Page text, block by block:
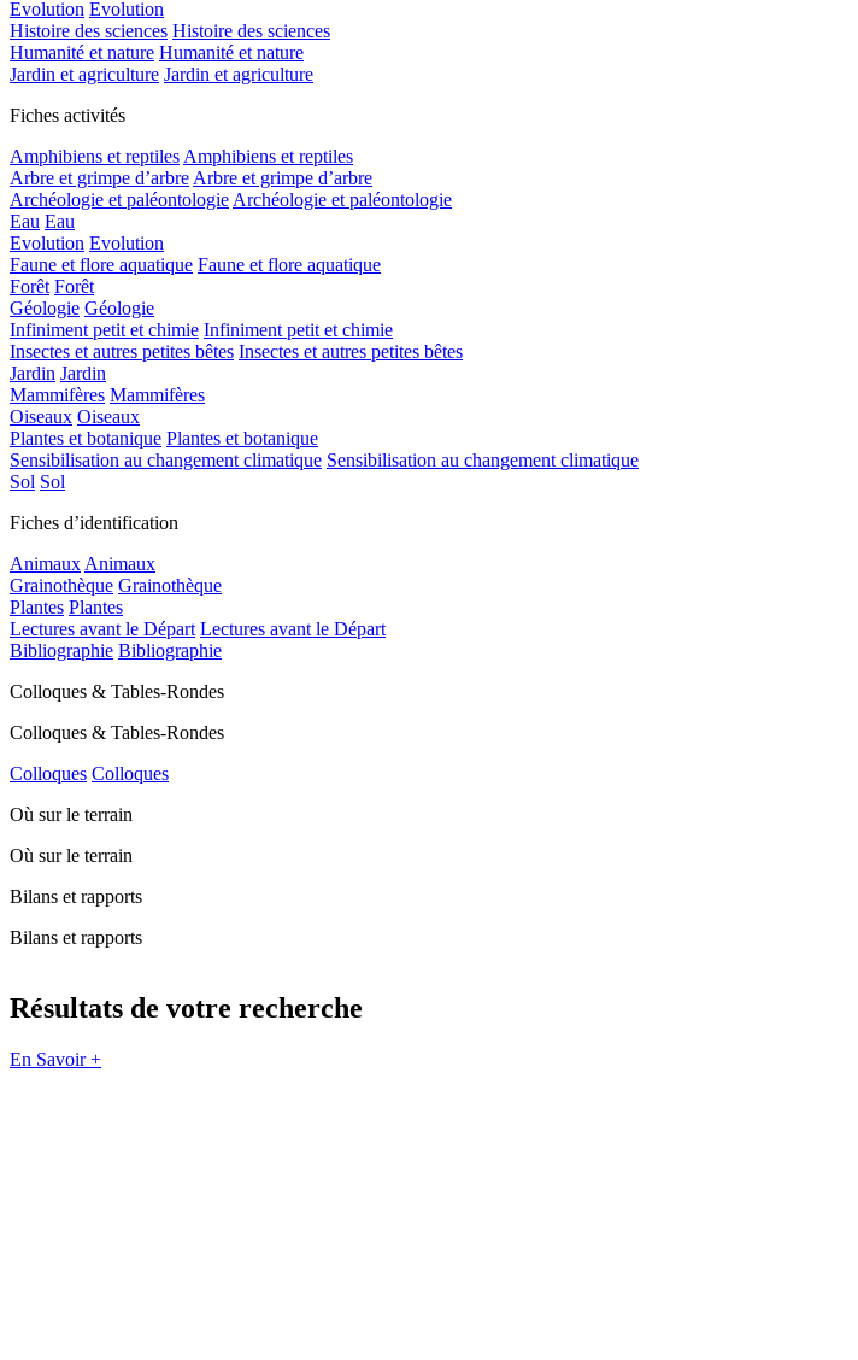
Evolution Evolution
Histoire des sciences Histoire des sciences
Humanité et nature Humanité et nature
Jardin et agriculture Jardin et agriculture
Fiches activités
Amphibiens et reptilesAmphibiens et reptiles
Arbre et grimpe d’arbreArbre et grimpe d’arbre
Archéologie et paléontologieArchéologie et paléontologie
Eau Eau
Evolution Evolution
Faune et flore aquatique Faune et flore aquatique
Forêt Forêt
Géologie Géologie
Infiniment petit et chimie Infiniment petit et chimie
Insectes et autres petites bêtes Insectes et autres petites bêtes
Jardin Jardin
Mammifères Mammifères
Oiseaux Oiseaux
Plantes et botanique Plantes et botanique
Sensibilisation au changement climatique Sensibilisation au changement climatique
Sol Sol
Fiches d’identification
AnimauxAnimaux
Grainothèque Grainothèque
Plantes Plantes
Lectures avant le Départ Lectures avant le Départ
Bibliographie Bibliographie
Colloques & Tables-Rondes
Colloques & Tables-Rondes
Colloques Colloques
Où sur le terrain
Où sur le terrain
Bilans et rapports
Bilans et rapports
Résultats de votre recherche
En Savoir +